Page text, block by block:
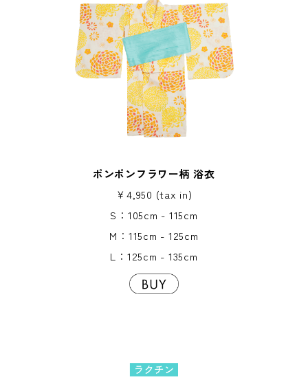
ポンポンフラワー柄 浴衣
￥4,950 (tax in)
S：105cm - 115cm
M：115cm - 125cm
L：125cm - 135cm